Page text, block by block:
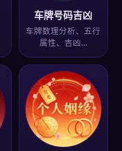
车牌号码吉凶
车牌数理分析、五行
属性、吉凶…